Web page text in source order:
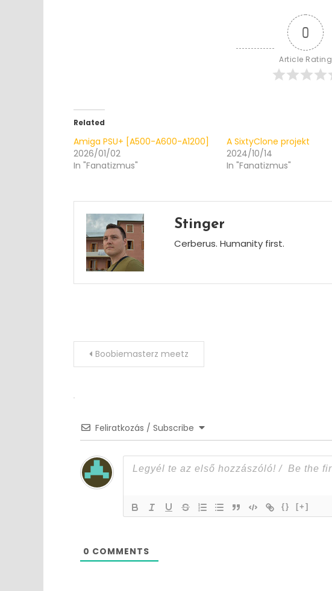
0
Article Rating
Related
Amiga PSU+ [A500-A600-A1200]
2026/01/02
In "Fanatizmus"
A SixtyClone projekt
2024/10/14
In "Fanatizmus"
Stinger
Cerberus. Humanity first.
PostBoobiemasterz meetz
Feliratkozás / Subscribe
{} [+]
0 COMMENTS